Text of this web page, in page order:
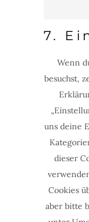
7.
Wenn
besuchst,
uns deine
dieser
Cookies
aber bitte